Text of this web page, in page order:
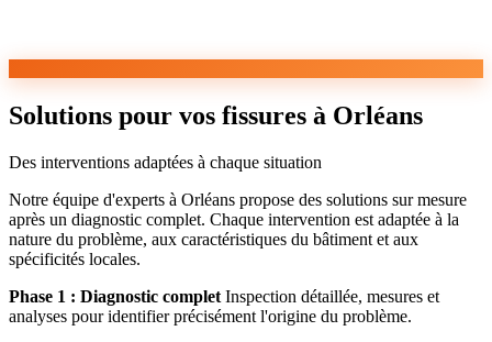
Solutions pour vos fissures à Orléans
Des interventions adaptées à chaque situation
Notre équipe d'experts à Orléans propose des solutions sur mesure
après un diagnostic complet. Chaque intervention est adaptée à la
nature du problème, aux caractéristiques du bâtiment et aux
spécificités locales.
Phase 1 : Diagnostic complet Inspection détaillée, mesures et
analyses pour identifier précisément l'origine du problème.